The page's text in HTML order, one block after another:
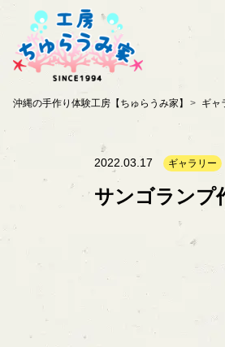
沖縄の手作り体験工房【ちゅらうみ家】 ギャ
2022.03.17 ギャラリー
サンゴランプ